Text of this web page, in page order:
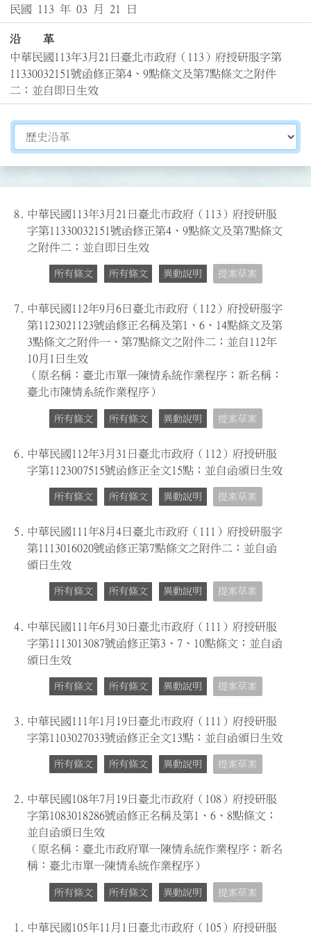
民國 113 年 03 月 21 日
沿 革
中華民國113年3月21日臺北市政府（113）府授研服字第
11330032151號函修正第4、9點條文及第7點條文之附件
二；並自即日生效
切換選擇法規資訊內容
8.
中華民國113年3月21日臺北市政府（113）府授研服
字第11330032151號函修正第4、9點條文及第7點條文
之附件二；並自即日生效
所有條文 所有條文 異動說明 提案草案
7. 中華民國112年9月6日臺北市政府（112）府授研服字
第1123021123號函修正名稱及第1、6、14點條文及第
3點條文之附件一、第7點條文之附件二；並自112年
10月1日生效
（原名稱：臺北市單一陳情系統作業程序；新名稱：
臺北市陳情系統作業程序）
所有條文 所有條文 異動說明 提案草案
6.
中華民國112年3月31日臺北市政府（112）府授研服
字第1123007515號函修正全文15點；並自函頒日生效
所有條文 所有條文 異動說明 提案草案
5. 中華民國111年8月4日臺北市政府（111）府授研服字
第1113016020號函修正第7點條文之附件二；並自函
頒日生效
所有條文 所有條文 異動說明 提案草案
4.
中華民國111年6月30日臺北市政府（111）府授研服
字第1113013087號函修正第3、7、10點條文；並自函
頒日生效
所有條文 所有條文 異動說明 提案草案
3.
中華民國111年1月19日臺北市政府（111）府授研服
字第1103027033號函修正全文13點；並自函頒日生效
所有條文 所有條文 異動說明 提案草案
2. 中華民國108年7月19日臺北市政府（108）府授研服
字第1083018286號函修正名稱及第1、6、8點條文；
並自函頒日生效
（原名稱：臺北市政府單一陳情系統作業程序；新名
稱：臺北市單一陳情系統作業程序）
所有條文 所有條文 異動說明 提案草案
1.
中華民國105年11月1日臺北市政府（105）府授研服